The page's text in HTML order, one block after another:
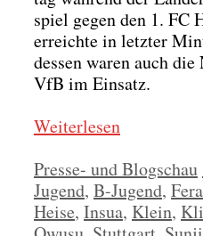
spiel gegen den 1. FC
erreich­te in letz­ter
des­sen waren auch
VfB im Ein­satz.
Wei­ter­le­sen
Kategorien
Presse- und Blogschau
Jugend, B-Jugend,
Heise, Insua, Klein,